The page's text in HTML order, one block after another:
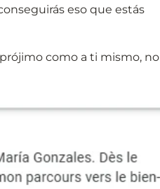
eso que estás
como a ti mismo, no